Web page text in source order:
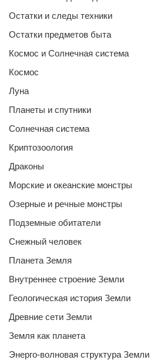
Остатки и следы техники
Остатки предметов быта
Космос и Солнечная система
Космос
Луна
Планеты и спутники
Солнечная система
Криптозоология
Драконы
Морские и океанские монстры
Озерные и речные монстры
Подземные обитатели
Снежный человек
Планета Земля
Внутреннее строение Земли
Геологическая история Земли
Древние сети Земли
Земля как планета
Энерго-волновая структура Земли